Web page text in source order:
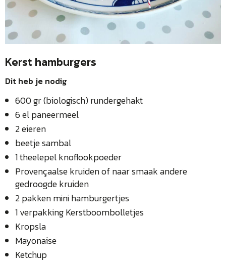
Kerst hamburgers
Dit heb je nodig
600 gr (biologisch) rundergehakt
6 el paneermeel
2 eieren
beetje sambal
1 theelepel knoflookpoeder
Provençaalse kruiden of naar smaak andere
gedroogde kruiden
2 pakken mini hamburgertjes
1 verpakking Kerstboombolletjes
Kropsla
Mayonaise
Ketchup